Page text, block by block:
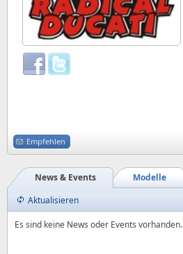
Empfehlen
Modelle
News & Events
Aktualisieren
Es sind keine News oder Events vorhanden.